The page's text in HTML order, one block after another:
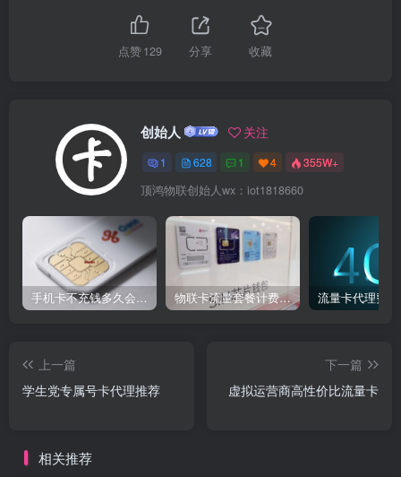
点赞129 分享 收藏
创始人 关注
1 628 1 4 355W+
顶鸿物联创始人wx：iot1818660
手机卡不充钱多久会被自动销户？ 物联卡流量套餐计费方式 流量卡代理费用
上一篇
学生党专属号卡代理推荐​
下一篇
虚拟运营商高性价比流量卡
相关推荐